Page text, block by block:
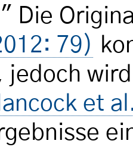
Die
79)
jedoch
et